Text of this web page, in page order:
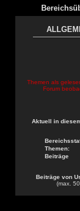
Themen als
Forum
Aktuell in
Themen:
Beiträge
Beiträge von
(max.